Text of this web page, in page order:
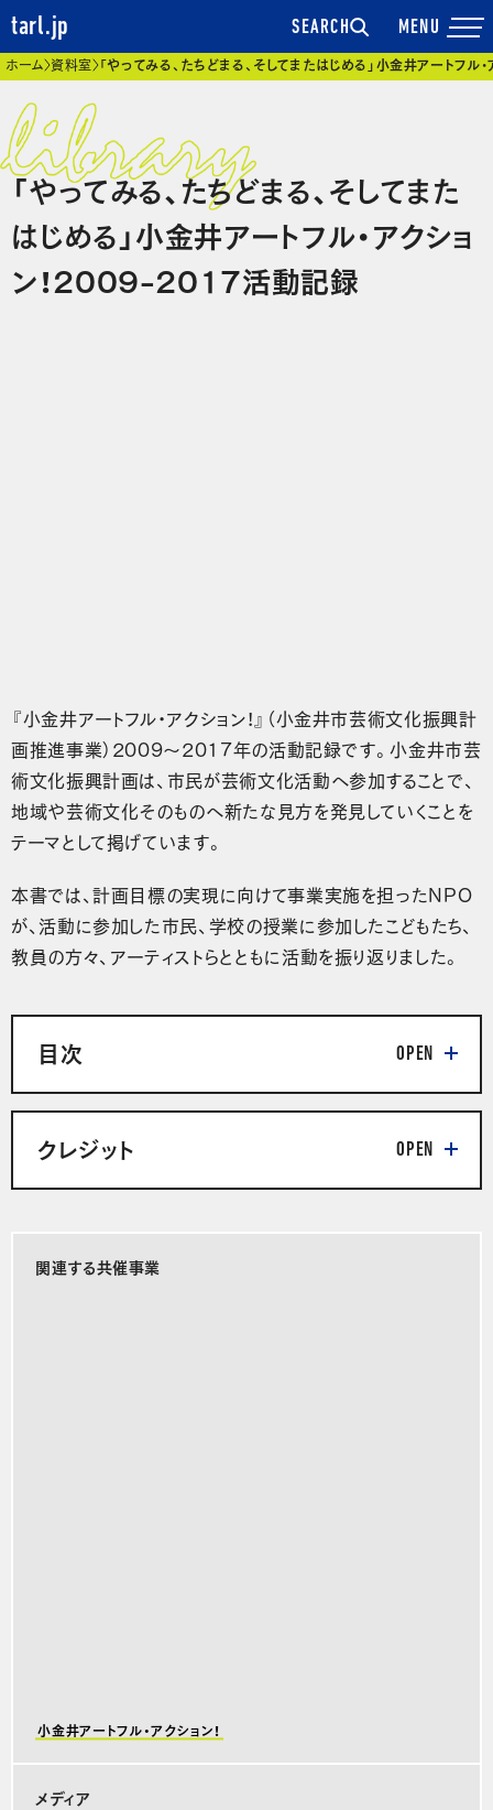
tarl.jp SEARCH
現在位置
ホーム 資料室 「やってみる、たちどまる、そしてまたはじめる」小金井アート
「やってみる、たちどまる、そしてまた
はじめる」小金井アートフル・アクショ
ン！2009-2017活動記録
『小金井アートフル・アクション！』（小金井市芸術文化振興計
画推進事業）2009〜2017年の活動記録です。小金井市芸
術文化振興計画は、市民が芸術文化活動へ参加することで、
地域や芸術文化そのものへ新たな見方を発見していくことを
テーマとして掲げています。
本書では、計画目標の実現に向けて事業実施を担ったNPO
が、活動に参加した市民、学校の授業に参加したこどもたち、
教員の方々、アーティストらとともに活動を振り返りました。
目次
クレジット
関連する共催事業
小金井アートフル・アクション！
メディア